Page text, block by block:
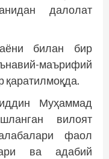
далолат
билан бир
маърифий
қаратилмоқда.
Муҳаммад
вилоят
фаол
ва адабий